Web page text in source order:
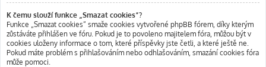
K čemu slouží funkce „Smazat cookies“?
Funkce „Smazat cookies“ smaže cookies vytvořené phpBB fórem, díky kterým
zůstáváte přihlášen ve fóru. Pokud je to povoleno majitelem fóra, můžou být v
cookies uloženy informace o tom, které příspěvky jste četli, a které ještě ne.
Pokud máte problém s přihlašováním nebo odhlašováním, smazání cookies fóra
může pomoci.